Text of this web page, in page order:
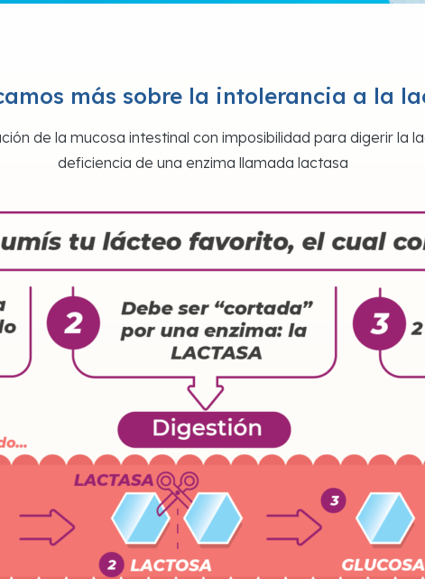
más sobre la intolerancia a la
de la mucosa intestinal con imposibilidad para digerir la
deficiencia de una enzima llamada lactasa